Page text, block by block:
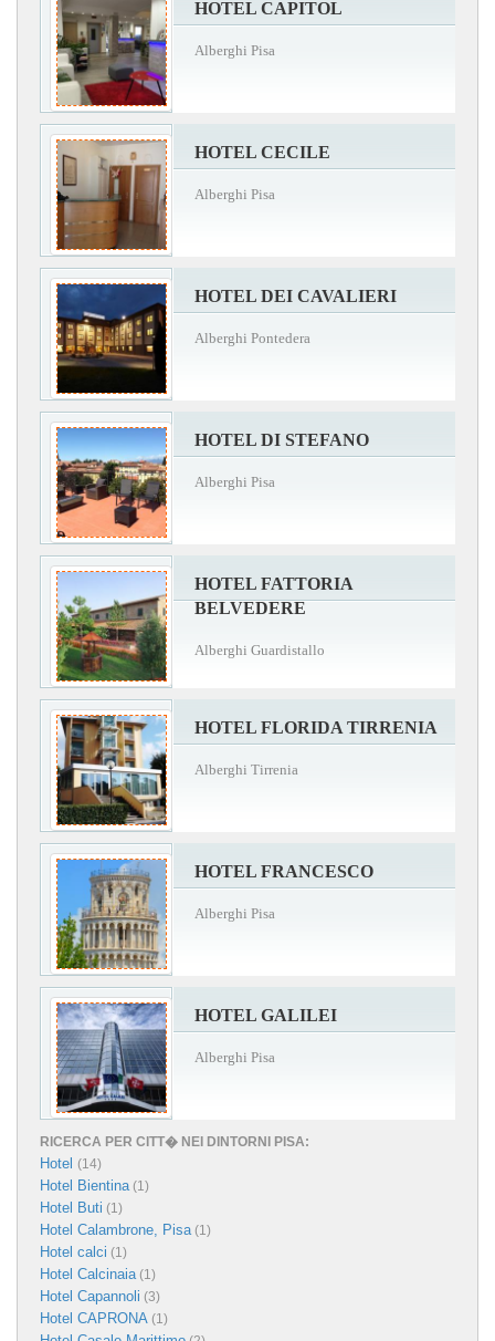
HOTEL CAPITOL
Alberghi Pisa
HOTEL CECILE
Alberghi Pisa
HOTEL DEI CAVALIERI
Alberghi Pontedera
HOTEL DI STEFANO
Alberghi Pisa
HOTEL FATTORIA
BELVEDERE
Alberghi Guardistallo
HOTEL FLORIDA TIRRENIA
Alberghi Tirrenia
HOTEL FRANCESCO
Alberghi Pisa
HOTEL GALILEI
Alberghi Pisa
RICERCA PER CITT� NEI DINTORNI PISA:
Hotel (14)
Hotel Bientina(1)
Hotel Buti (1)
Hotel Calambrone, Pisa(1)
Hotel calci (1)
Hotel Calcinaia(1)
Hotel Capannoli (3)
Hotel CAPRONA (1)